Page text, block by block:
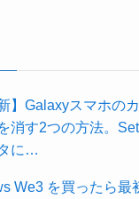
新】Galaxyスマホの
消す2つの方法。
に…
We3 を買ったら最